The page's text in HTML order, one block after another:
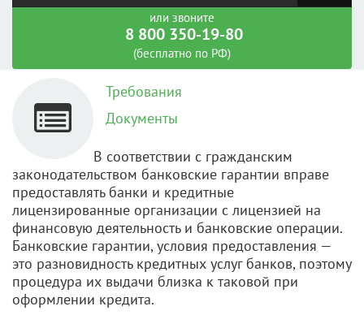
или звоните
8 800 350-19-80
(бесплатно по РФ)
Требования
Документы
В соответствии с гражданским
законодательством банковские гарантии вправе
предоставлять банки и кредитные
лицензированные организации с лицензией на
финансовую деятельность и банковские операции.
Банковские гарантии, условия предоставления —
это разновидность кредитных услуг банков, поэтому
процедура их выдачи близка к таковой при
оформлении кредита.